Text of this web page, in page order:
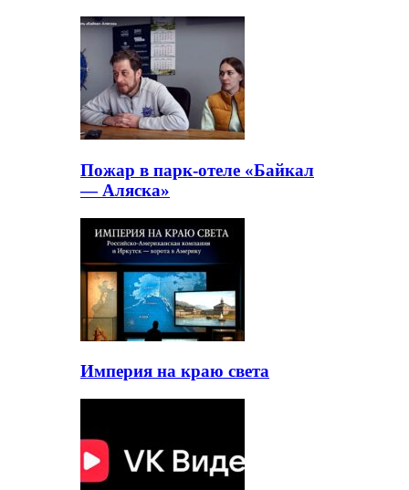
Пожар в парк-отеле «Байкал
— Аляска»
Империя на краю света